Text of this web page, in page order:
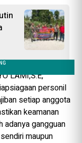
LAMI,S.E,
personil
setiap anggota
keamanan
adanya gangguan
maupun